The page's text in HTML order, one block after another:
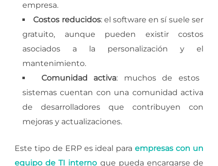
empresa.
Costos reducidos: el software en sí suele ser
gratuito, aunque pueden existir costos
asociados a la personalización y el
mantenimiento.
Comunidad activa: muchos de estos
sistemas cuentan con una comunidad activa
de desarrolladores que contribuyen con
mejoras y actualizaciones.
Este tipo de ERP es ideal paraempresas con un
equipo de TI interno que pueda encargarse de